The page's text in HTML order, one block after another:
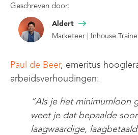
Geschreven door:
Aldert
Marketeer | Inhouse
Paul de Beer, emeritus
arbeidsverhoudingen:
“Als je het minimumloon
weet je dat bepaalde
laagwaardige, laagbetaald